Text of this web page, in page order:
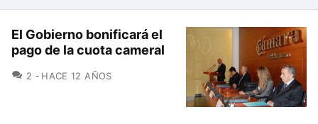
El Gobierno bonificará el
pago de la cuota cameral
2 COMENTARIOS
HACE 12 AÑOS